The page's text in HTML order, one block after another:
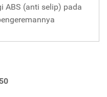
ABS (anti selip) pada